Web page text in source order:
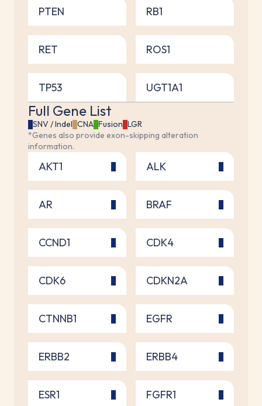
PTEN RB1
RET ROS1
TP53 UGT1A1
Full Gene List
SNV / Indel CNA Fusion LGR
*Genes also provide exon-skipping alteration
information.
AKT1 ALK
AR BRAF
CCND1 CDK4
CDK6 CDKN2A
CTNNB1 EGFR
ERBB2 ERBB4
ESR1 FGFR1